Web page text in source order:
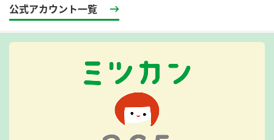
公式アカウント一覧